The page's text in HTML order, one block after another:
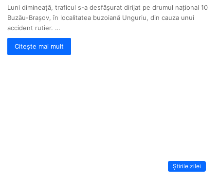
Luni dimineață, traficul s-a desfășurat dirijat pe drumul național 10
Buzău-Brașov, în localitatea buzoiană Unguriu, din cauza unui
accident rutier. …
Citește mai mult
Știrile zilei